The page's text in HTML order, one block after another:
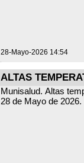
28-Mayo-2026 14:54
ALTAS
Munisalud. Altas
28 de Mayo de 2026.